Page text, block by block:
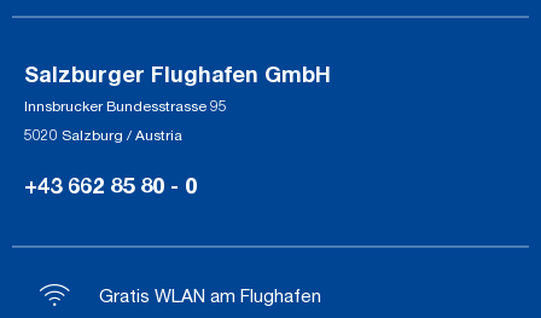
Salzburger Flughafen GmbH
Innsbrucker Bundesstrasse 95
5020 Salzburg / Austria
+43 662 85 80 - 0
Gratis WLAN am Flughafen